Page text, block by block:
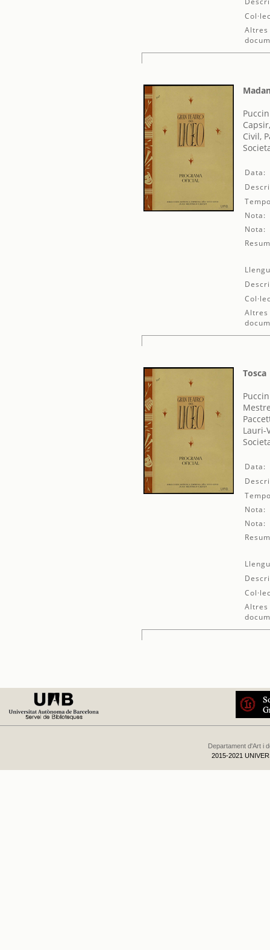
Altres
Civil,
Data:
Nota:
Nota:
Altres
Tosca
Lauri-
Data:
Nota:
Nota:
Altres
Departament d'Art i
2015-2021